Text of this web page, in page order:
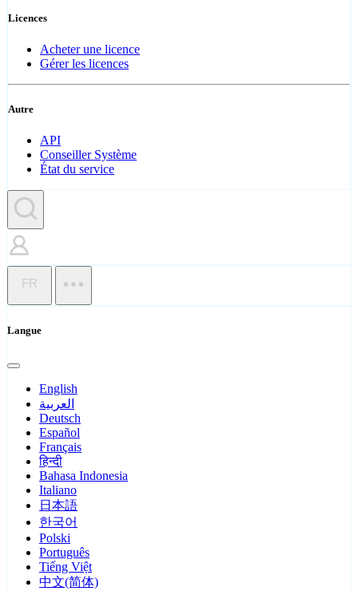
Licences
Acheter une licence
Gérer les licences
Autre
API
Conseiller Système
État du service
FR
Langue
English
العربية
Deutsch
Español
Français
हिन्दी
Bahasa Indonesia
Italiano
日本語
한국어
Polski
Português
Tiếng Việt
中文(简体)